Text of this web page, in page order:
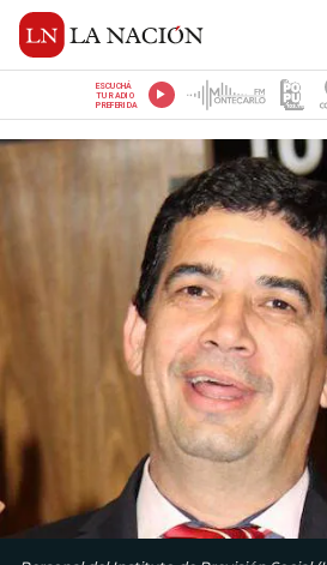
ESCUCHÁ
TU RADIO
PREFERIDA